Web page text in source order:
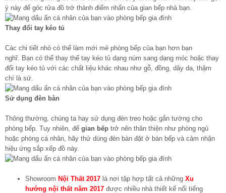
ý này để góc rửa đồ trở thành điểm nhấn của gian bếp nhà bạn.
Thay đổi tay kéo tủ
Các chi tiết nhỏ có thể làm mới mẻ phòng bếp của bạn hơn bạn
nghĩ. Bạn có thể thay thế tay kéo tủ dạng núm sang dạng móc hoặc thay
đổi tay kéo tủ với các chất liệu khác nhau như gỗ, đồng, dây da, thậm
chí là sứ.
Sử dụng đèn bàn
Thông thường, chúng ta hay sử dụng đèn treo hoặc gắn tường cho
phòng bếp. Tuy nhiên, để gian bếp trở nên thân thiện như phòng ngủ
hoặc phòng cá nhân, hãy thử dùng đèn bàn đặt ở bàn bếp và cảm nhận
hiệu ứng sắp xếp đồ này.
Showroom Nội Thất 2017 là nơi tập hợp tất cả những Xu
hướng nội thất năm 2017 được nhiều nhà thiết kế nổi tiếng